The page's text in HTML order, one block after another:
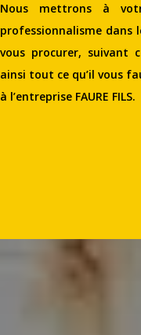
Nous mettrons à
professionnalisme dans
vous procurer, suivant
ainsi tout ce qu’il vous
à l’entreprise FAURE FILS.